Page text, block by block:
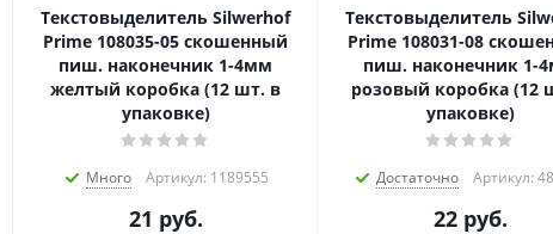
Текстовыделитель Silwerhof
Prime 108035-05 скошенный
пиш. наконечник 1-4мм
желтый коробка (12 шт. в
упаковке)
Много Артикул: 1189555
21 руб.
Текстовыделитель
Prime 108031-08
пиш. наконечник 1-
розовый коробка (12
упаковке)
Достаточно Артикул:
22руб.